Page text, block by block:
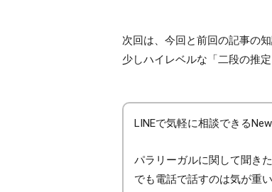
次回は、今回と前回の記事の知
少しハイレベルな「二段の推
LINEで気軽に相談できる
パラリーガルに関して聞き
でも電話で話すのは気が重い